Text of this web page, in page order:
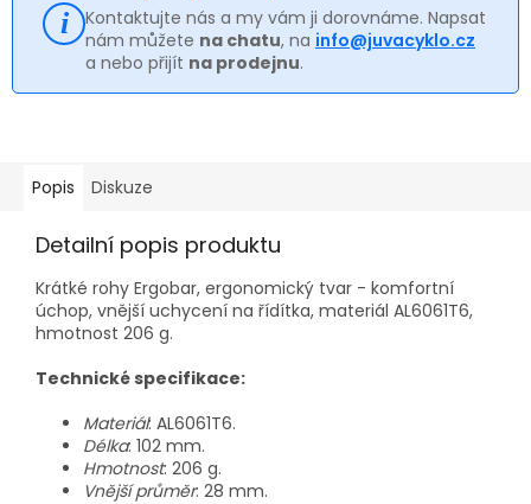
Kontaktujte nás a my vám ji dorovnáme. Napsat
nám můžete na chatu, na info@juvacyklo.cz
a nebo přijít na prodejnu.
Popis Diskuze
Detailní popis produktu
Krátké rohy Ergobar, ergonomický tvar - komfortní
úchop, vnější uchycení na řídítka, materiál AL6061T6,
hmotnost 206 g.
Technické specifikace:
Materiál: AL6061T6.
Délka: 102 mm.
Hmotnost: 206 g.
Vnější průměr: 28 mm.